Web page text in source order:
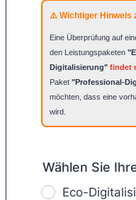
⚠️ Wichtiger Hinweis
Eine Überprüfung auf
den Leistungspaketen
Digitalisierung" findet
Paket "Professional-
möchten, dass eine
wird.
Wählen Sie
Eco-